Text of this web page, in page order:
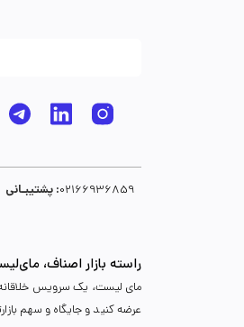
پشتیبـانی :02166936859
راسته بازار اصناف،
مای لیست، یک سرویس خلاقانه
عرضه کنید و جایگاه و سهم